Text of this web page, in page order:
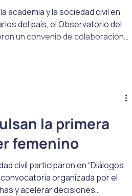
academia y la sociedad civil en
del país, el Observatorio del
un convenio de colaboración
la primera
femenino
civil participaron en “Diálogos
organizada por el
y acelerar decisiones